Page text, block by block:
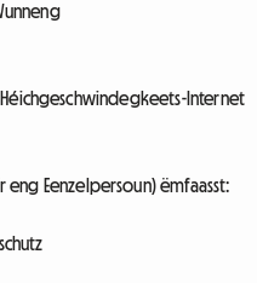
Internet
Eenzelpersoun) ëmfaasst: